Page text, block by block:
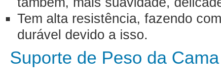
Tem alta resistência, fazendo
durável devido a isso.
Suporte de Peso da